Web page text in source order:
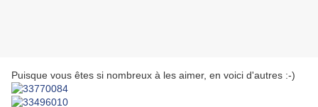
Puisque vous êtes si nombreux à les aimer, en voici d'autres :-)